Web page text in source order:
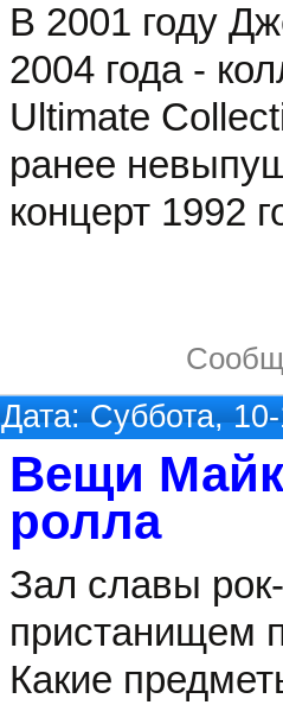
В 2001 году
2004 года -
Ultimate
ранее
концерт 1992
Дата: Суббота,
Вещи
ролла
Зал славы
пристанищем
Какие